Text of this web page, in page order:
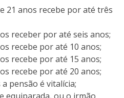
21 anos recebe por até três
receber por até seis anos;
recebe por até 10 anos;
recebe por até 15 anos;
recebe por até 20 anos;
pensão é vitalícia;